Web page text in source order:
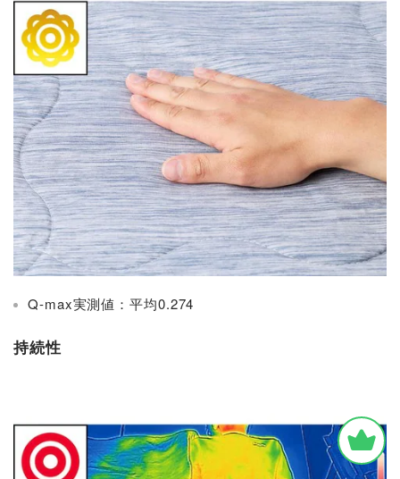
Q-max実測値：平均0.274
持続性